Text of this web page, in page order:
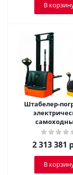
В
Штабелер-
платформой TOR
2 313 381
В